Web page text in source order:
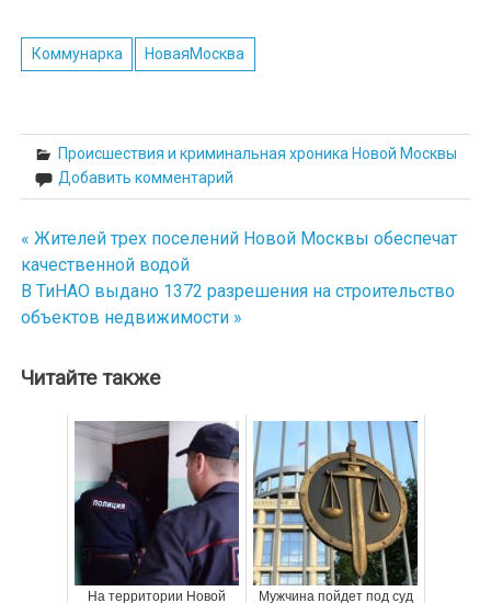
Коммунарка НоваяМосква
Происшествия и криминальная хроника Новой Москвы
Добавить комментарий
Навигация
по
записям
« Жителей трех поселений Новой Москвы обеспечат
качественной водой
В ТиНАО выдано 1372 разрешения на строительство
объектов недвижимости »
Читайте также
На территории Новой
Мужчина пойдет под суд